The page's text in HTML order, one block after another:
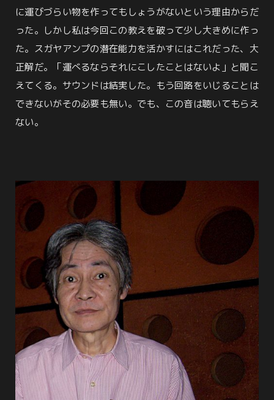
に運びづらい物を作ってもしょうがないという理由からだ
った。しかし私は今回この教えを破って少し大きめに作っ
た。スガヤアンプの潜在能力を活かすにはこれだった、大
正解だ。「運べるならそれにこしたことはないよ」と聞こ
えてくる。サウンドは結実した。もう回路をいじることは
できないがその必要も無い。でも、この音は聴いてもらえ
ない。